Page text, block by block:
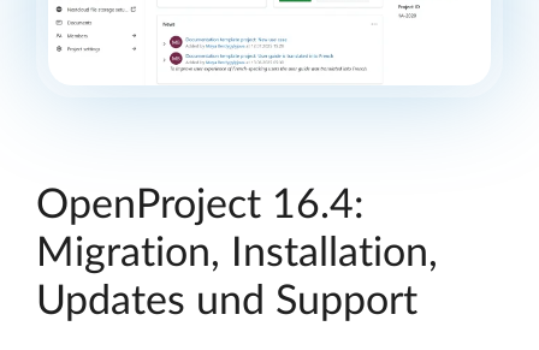
OpenProject 16.4:
Migration, Installation,
Updates und Support